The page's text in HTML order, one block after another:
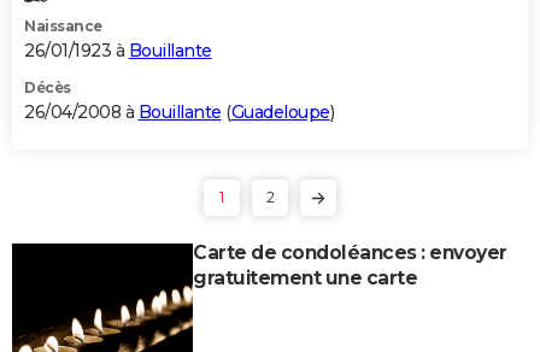
Naissance
26/01/1923 à Bouillante
Décès
26/04/2008 à Bouillante (Guadeloupe)
1 2
Carte de condoléances : envoyer
gratuitement une carte